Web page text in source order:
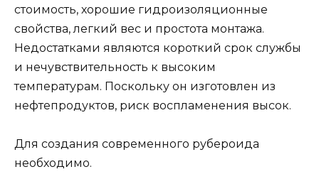
стоимость, хорошие гидроизоляционные
свойства, легкий вес и простота монтажа.
Недостатками являются короткий срок службы
и нечувствительность к высоким
температурам. Поскольку он изготовлен из
нефтепродуктов, риск воспламенения высок.
Для создания современного рубероида
необходимо.